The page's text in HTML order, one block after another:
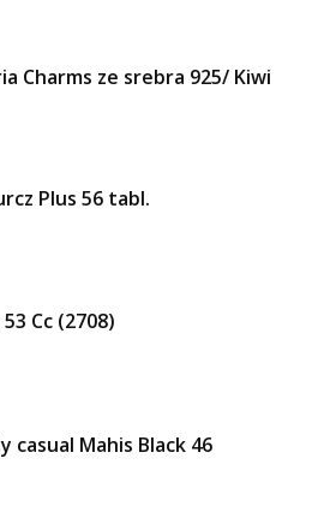
Charms ze srebra 925/ Kiwi
Plus 56 tabl.
Cc (2708)
casual Mahis Black 46